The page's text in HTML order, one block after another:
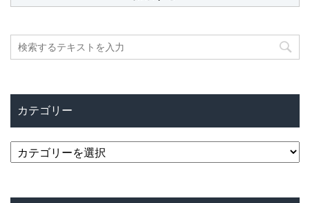
カテゴリー
カ